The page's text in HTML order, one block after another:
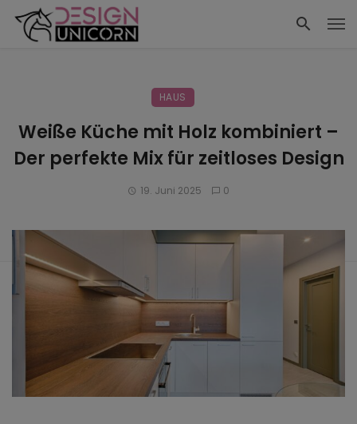
HAUS
Weiße Küche mit Holz kombiniert –
Der perfekte Mix für zeitloses Design
19. Juni 2025 0